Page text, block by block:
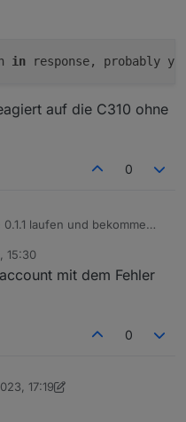
in response, probably
auf die C310 ohne
0
laufen und bekomme
und reagiert auf die C310
15:30
mit dem Fehler
0
17:19